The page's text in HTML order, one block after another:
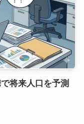
将来人口を予測